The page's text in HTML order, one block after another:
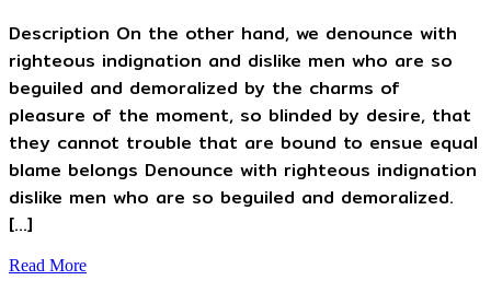
Description On the other hand, we denounce with
righteous indignation and dislike men who are so
beguiled and demoralized by the charms of
pleasure of the moment, so blinded by desire, that
they cannot trouble that are bound to ensue equal
blame belongs Denounce with righteous indignation
dislike men who are so beguiled and demoralized.
[…]
Read More